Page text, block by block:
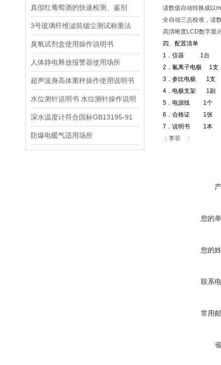
真假红葡萄酒的快速检测、鉴别
3号玻璃纤维滤筒烟尘测试称重法
臭氧试剂盒使用操作说明书
人体静电释放报警器使用场所
超声波身高体重秤操作使用说明书
水位测针说明书 水位测针操作说明
深水温度计符合国标GB13195-91
防爆电暖气适用场所
读数值自动转换成以
全自动三点校准，读
高清晰度LCD数字显
四、配置清单
1．仪器 1台
2．氟离子电极 1支
3．参比电极 1支
4．电极支架 1副
5．电源线 1个
6．合格证 1张
7．说明书 1本
：李菲 :
您的
您的
联系
常用